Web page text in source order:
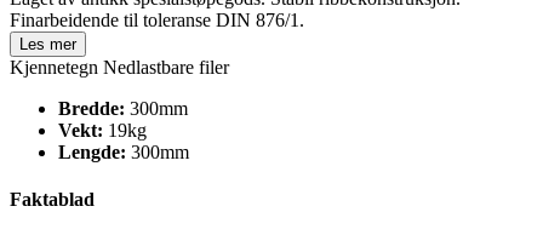
Finarbeidende til toleranse DIN 876/1.
Les mer
Kjennetegn Nedlastbare filer
Bredde: 300mm
Vekt: 19kg
Lengde: 300mm
Faktablad